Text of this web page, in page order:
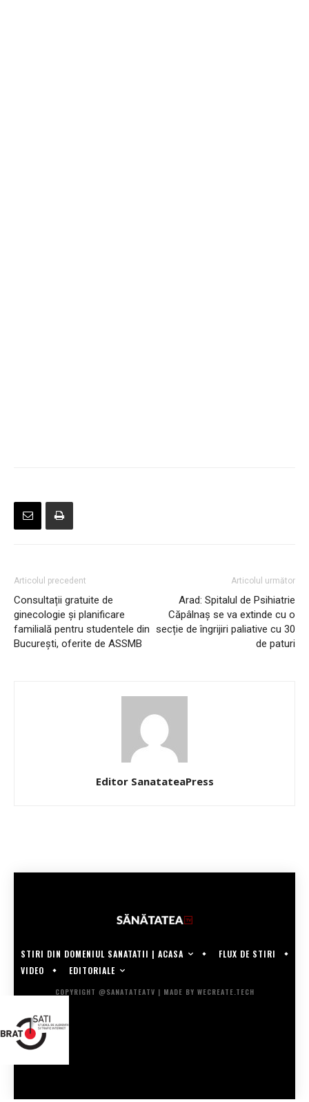
Articolul precedent
Consultații gratuite de
ginecologie și planificare
familială pentru studentele din
București, oferite de ASSMB
Articolul următor
Arad: Spitalul de Psihiatrie
Căpâlnaș se va extinde cu o
secție de îngrijiri paliative cu 30
de paturi
Editor SanatateaPress
STIRI DIN DOMENIUL SANATATII | ACASA
FLUX DE STIRI
VIDEO
EDITORIALE
COPYRIGHT @SANATATEATV | MADE BY WECREATE.TECH